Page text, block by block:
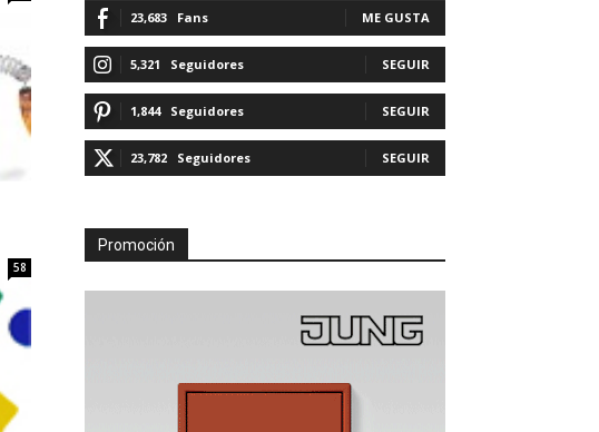
58
23,683 Fans ME GUSTA
5,321 Seguidores SEGUIR
1,844 Seguidores SEGUIR
23,782 Seguidores SEGUIR
Promoción